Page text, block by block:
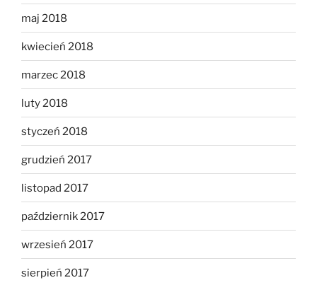
maj 2018
kwiecień 2018
marzec 2018
luty 2018
styczeń 2018
grudzień 2017
listopad 2017
październik 2017
wrzesień 2017
sierpień 2017